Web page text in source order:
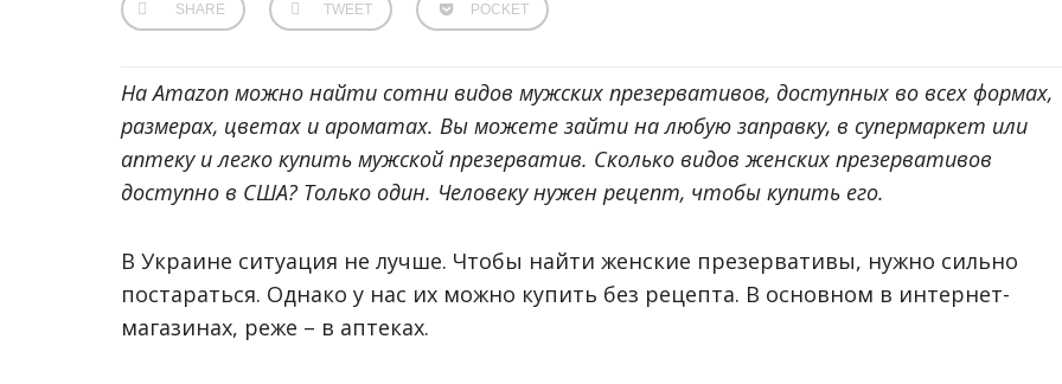
SHARE TWEET POCKET
На Amazon можно найти сотни видов мужских презервативов, доступных во всех формах,
размерах, цветах и ароматах. Вы можете зайти на любую заправку, в супермаркет или
аптеку и легко купить мужской презерватив. Сколько видов женских презервативов
доступно в США? Только один. Человеку нужен рецепт, чтобы купить его.
В Украине ситуация не лучше. Чтобы найти женские презервативы, нужно сильно
постараться. Однако у нас их можно купить без рецепта. В основном в интернет-
магазинах, реже – в аптеках.